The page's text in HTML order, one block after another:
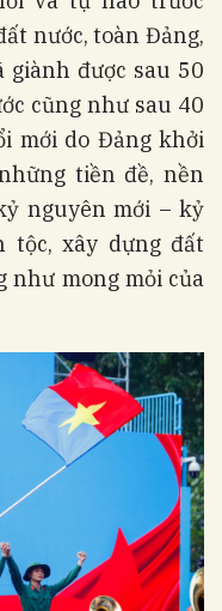
nước, toàn Đảng,
được sau 50
cũng như sau 40
mới do Đảng khởi
tiền đề, nền
nguyên mới – kỷ
tộc, xây dựng đất
mong mỏi của